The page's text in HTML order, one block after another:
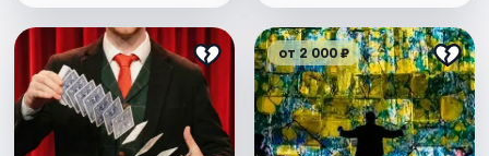
от 2 000 ₽